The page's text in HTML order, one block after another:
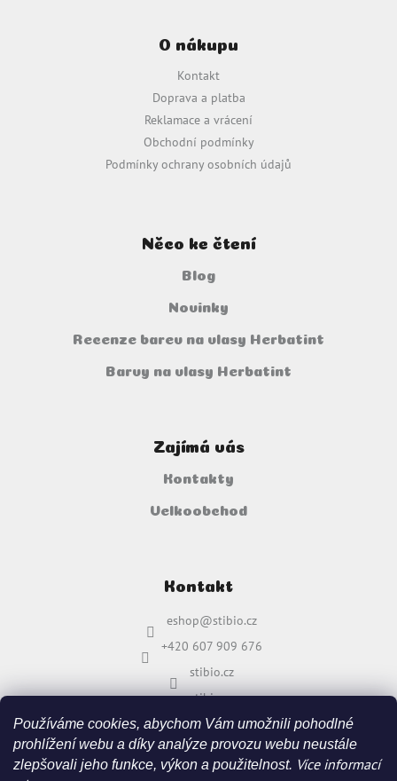
Používáme cookies, abychom Vám umožnili pohodlné
prohlížení webu a díky analýze provozu webu neustále
zlepšovali jeho funkce, výkon a použitelnost. Více informací
O nákupu
Kontakt
Doprava a platba
Reklamace a vrácení
Obchodní podmínky
Podmínky ochrany osobních údajů
Něco ke čtení
Blog
Novinky
Recenze barev na vlasy Herbatint
Barvy na vlasy Herbatint
Zajímá vás
Kontakty
Velkoobchod
Kontakt
eshop@stibio.cz
+420 607 909 676
stibio.cz
stibio.cz